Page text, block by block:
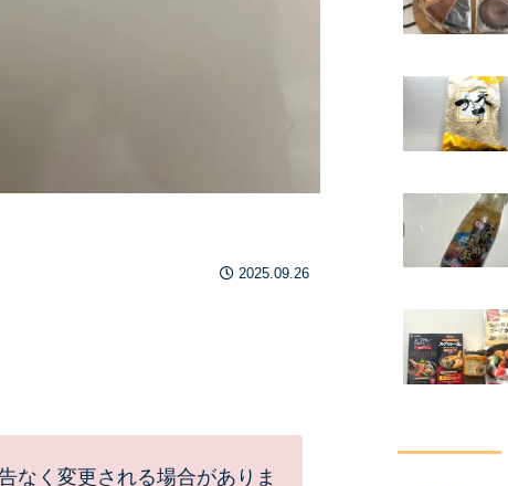
2025.09.26
なく変更される場合がありま